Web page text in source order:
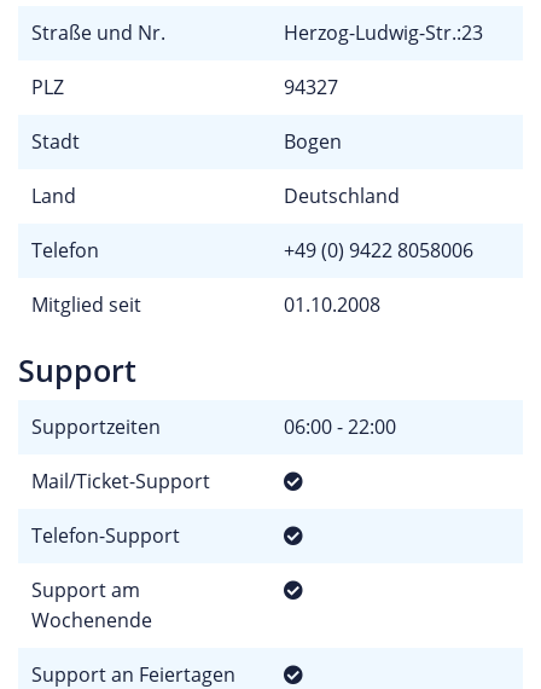
Straße und Nr. Herzog-Ludwig-Str.:23
PLZ 94327
Stadt Bogen
Land Deutschland
Telefon +49 (0) 9422 8058006
Mitglied seit 01.10.2008
Support
Supportzeiten 06:00 - 22:00
Mail/Ticket-Support
Telefon-Support
Support am
Wochenende
Support an Feiertagen